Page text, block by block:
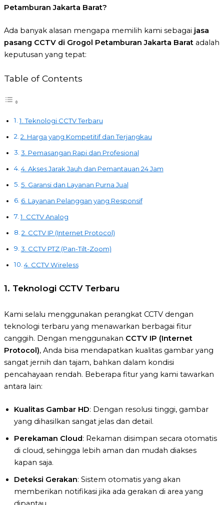
Petamburan Jakarta Barat?
Ada banyak alasan mengapa memilih kami sebagai jasa
pasang CCTV di Grogol Petamburan Jakarta Barat adalah
keputusan yang tepat:
Table of Contents
1. Teknologi CCTV Terbaru
2. Harga yang Kompetitif dan Terjangkau
3. Pemasangan Rapi dan Profesional
4. Akses Jarak Jauh dan Pemantauan 24 Jam
5. Garansi dan Layanan Purna Jual
6. Layanan Pelanggan yang Responsif
1. CCTV Analog
2. CCTV IP (Internet Protocol)
3. CCTV PTZ (Pan-Tilt-Zoom)
4. CCTV Wireless
1. Teknologi CCTV Terbaru
Kami selalu menggunakan perangkat CCTV dengan
teknologi terbaru yang menawarkan berbagai fitur
canggih. Dengan menggunakan CCTV IP (Internet
Protocol), Anda bisa mendapatkan kualitas gambar yang
sangat jernih dan tajam, bahkan dalam kondisi
pencahayaan rendah. Beberapa fitur yang kami tawarkan
antara lain:
Kualitas Gambar HD: Dengan resolusi tinggi, gambar
yang dihasilkan sangat jelas dan detail.
Perekaman Cloud: Rekaman disimpan secara otomatis
di cloud, sehingga lebih aman dan mudah diakses
kapan saja.
Deteksi Gerakan: Sistem otomatis yang akan
memberikan notifikasi jika ada gerakan di area yang